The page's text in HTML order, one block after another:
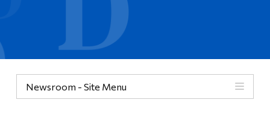
Newsroom - Site Menu
Omnivox
Liens rapides